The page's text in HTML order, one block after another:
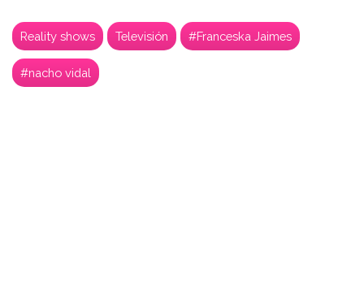
Reality shows Televisión #Franceska Jaimes
#nacho vidal